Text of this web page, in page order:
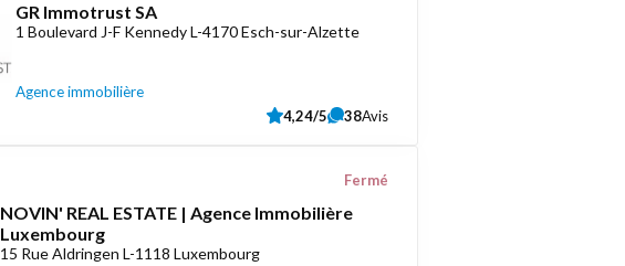
GR Immotrust SA
1 Boulevard J-F Kennedy L-4170 Esch-sur-Alzette
Agence immobilière
4,24/5 38Avis
NOVIN' REAL ESTATE | Agence Immobilière
Luxembourg
15 Rue Aldringen L-1118 Luxembourg
Fermé